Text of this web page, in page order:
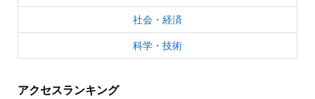
社会・経済
科学・技術
アクセスランキング